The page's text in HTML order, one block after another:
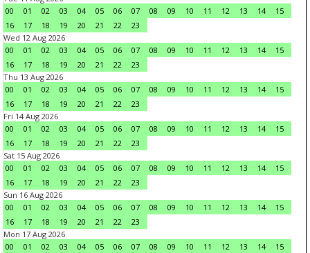
00
01 02 03 04 05 06 07 08 09 10 11 12 13 14
15
16
17 18 19 20 21 22
23
Wed 12 Aug 2026
00
01 02 03 04 05 06 07 08 09 10 11 12 13 14
15
16
17 18 19 20 21 22
23
Thu 13 Aug 2026
00
01 02 03 04 05 06 07 08 09 10 11 12 13 14
15
16
17 18 19 20 21 22
23
Fri 14 Aug 2026
00
01 02 03 04 05 06 07 08 09 10 11 12 13 14
15
16
17 18 19 20 21 22
23
Sat 15 Aug 2026
00
01 02 03 04 05 06 07 08 09 10 11 12 13 14
15
16
17 18 19 20 21 22
23
Sun 16 Aug 2026
00
01 02 03 04 05 06 07 08 09 10 11 12 13 14
15
16
17 18 19 20 21 22
23
Mon 17 Aug 2026
00
01 02 03 04 05 06 07 08 09 10 11 12 13 14 15